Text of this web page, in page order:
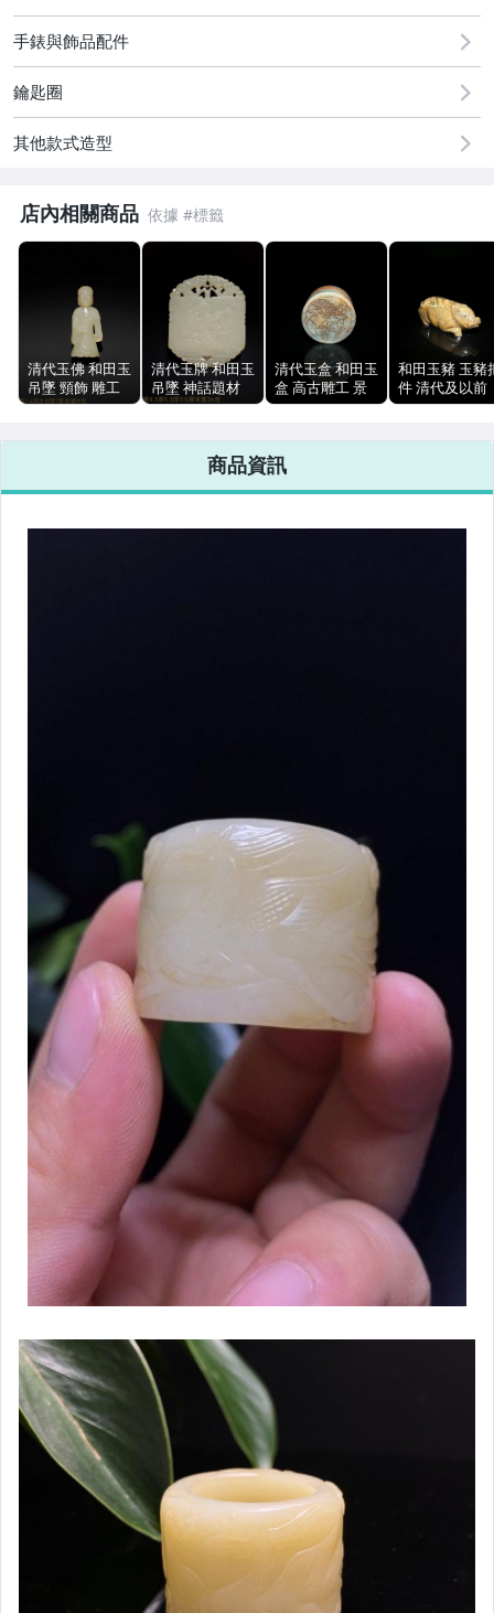
居家、家具與園藝
女裝與服飾配件
手錶與飾品配件
鑰匙圈
其他款式造型
店內相關商品
清代玉佛 和田玉
吊墜 頸飾 雕工
精細 包漿渾厚
清代玉牌 和田玉
吊墜 神話題材
頸飾 包漿渾厚
清代玉盒 和田玉
盒 高古雕工 景
像清晰 5.42cm
和田玉豬 玉豬
件 清代及以前
10.85cm
商品資訊